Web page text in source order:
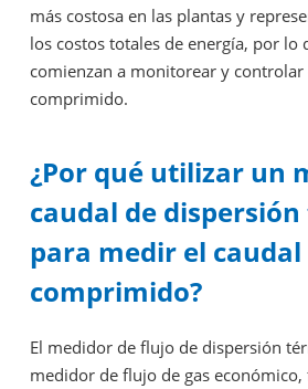
más costosa en las plantas y
los costos totales de energía, por lo
comienzan a monitorear y controlar
comprimido.
¿Por qué utilizar un
caudal de
para medir el
comprimido?
El medidor de flujo de dispersión
medidor de flujo de gas